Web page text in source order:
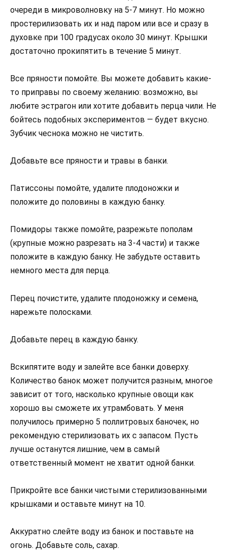
очереди в микроволновку на 5-7 минут. Но можно
простерилизовать их и над паром или все и сразу в
духовке при 100 градусах около 30 минут. Крышки
достаточно прокипятить в течение 5 минут.
Все пряности помойте. Вы можете добавить какие-
то приправы по своему желанию: возможно, вы
любите эстрагон или хотите добавить перца чили. Не
бойтесь подобных экспериментов — будет вкусно.
Зубчик чеснока можно не чистить.
Добавьте все пряности и травы в банки.
Патиссоны помойте, удалите плодоножки и
положите до половины в каждую банку.
Помидоры также помойте, разрежьте пополам
(крупные можно разрезать на 3-4 части) и также
положите в каждую банку. Не забудьте оставить
немного места для перца.
Перец почистите, удалите плодоножку и семена,
нарежьте полосками.
Добавьте перец в каждую банку.
Вскипятите воду и залейте все банки доверху.
Количество банок может получится разным, многое
зависит от того, насколько крупные овощи как
хорошо вы сможете их утрамбовать. У меня
получилось примерно 5 поллитровых баночек, но
рекомендую стерилизовать их с запасом. Пусть
лучше останутся лишние, чем в самый
ответственный момент не хватит одной банки.
Прикройте все банки чистыми стерилизованными
крышками и оставьте минут на 10.
Аккуратно слейте воду из банок и поставьте на
огонь. Добавьте соль, сахар.